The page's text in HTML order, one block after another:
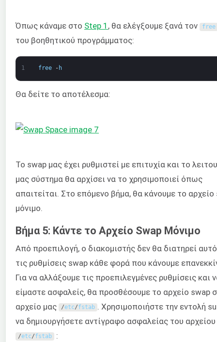
Όπως κάναμε στο Step 1 , θα ελέγξουμε ξανά τον free
του βοηθητικού προγράμματος:
1 free - h
Θα δείτε το αποτέλεσμα:
Το swap μας έχει ρυθμιστεί με επιτυχία και το
μας σύστημα θα αρχίσει να το χρησιμοποιεί όπως
απαιτείται. Στο επόμενο βήμα, θα κάνουμε το αρχείο
μόνιμο.
Βήμα 5: Κάντε το Αρχείο Swap Μόνιμο
Από προεπιλογή, ο διακομιστής δεν θα διατηρεί
τις ρυθμίσεις swap κάθε φορά που κάνουμε
Για να αλλάξουμε τις προεπιλεγμένες ρυθμίσεις και
είμαστε ασφαλείς, θα προσθέσουμε το αρχείο swap
αρχείο μας
/etc/fstab . Χρησιμοποιήστε την εντολή
να δημιουργήσετε αντίγραφο ασφαλείας του αρχείου
/etc/fstab :